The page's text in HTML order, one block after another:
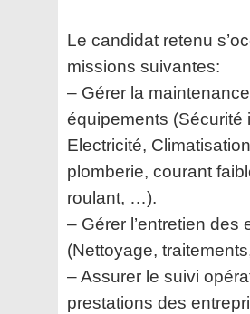
Le candidat retenu
missions suivantes:
– Gérer la
équipements (Sécurité
Electricité,
plomberie, courant
roulant, …).
– Gérer l’entretien des
(Nettoyage,
– Assurer le suivi
prestations des